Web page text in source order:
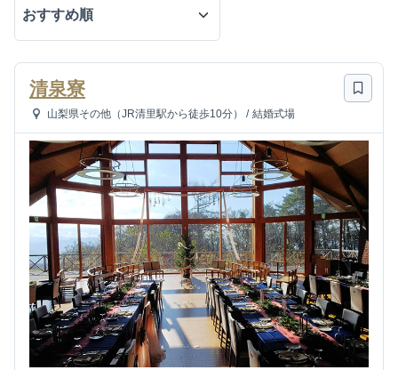
清泉寮
山梨県その他（JR清里駅から徒歩10分） / 結婚式場